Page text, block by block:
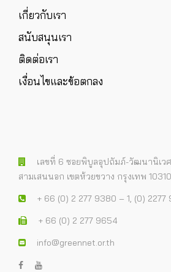
เกี่ยวกับเรา
สนับสนุนเรา
ติดต่อเรา
เงื่อนไขและข้อตกลง
เลขที่ 6 ซอยพิบูลอุปถัมภ์-วัฒนานิเว
สามเสนนอก เขตห้วยขวาง กรุงเทพ 10310
+ 66 (0) 2 277 9380 – 1, (0) 2277
+ 66 (0) 2 277 9654
info@greennet.or.th